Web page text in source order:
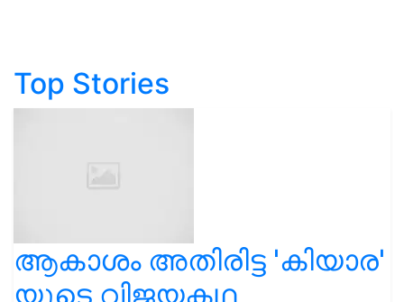
Top Stories
ആകാശം അതിരിട്ട 'കിയാര'
യുടെ വിജയകഥ